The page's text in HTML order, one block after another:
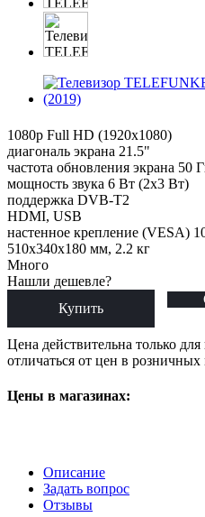
1080p Full HD (1920x1080)
диагональ экрана 21.5"
частота обновления экрана 50
мощность звука 6 Вт (2х3 Вт)
поддержка DVB-T2
HDMI, USB
настенное крепление (VESA)
510x340x180 мм, 2.2 кг
Много
Нашли дешевле?
Купить
Цена действительна только
отличаться от цен в розничных
Цены в магазинах:
Описание
Задать вопрос
Отзывы